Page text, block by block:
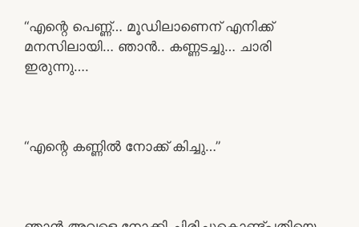
“എന്റെ പെണ്ണ്… മൂഡിലാണെന് എനിക്ക്
മനസിലായി… ഞാൻ.. കണ്ണടച്ചു… ചാരി
ഇരുന്നു….
“എന്റെ കണ്ണിൽ നോക്ക് കിച്ചു…”